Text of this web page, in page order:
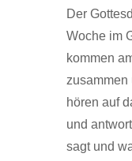
Der
Woche im
kommen
zusammen
hören auf
und
sagt und